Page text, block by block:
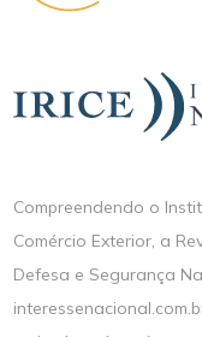
Compreendendo o
Comércio Exterior, a
Defesa e Segurança